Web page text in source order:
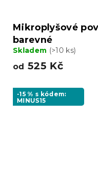
Mikroplyšové
barevné
Skladem (>10 ks)
od 525 Kč
-15 % s kódem:
MINUS15